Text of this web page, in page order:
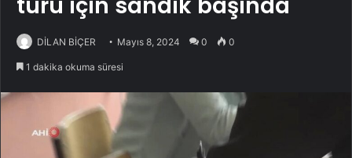
turu için sandık başında
DİLAN BİÇER Mayıs 8, 2024 0 0
1 dakika okuma süresi